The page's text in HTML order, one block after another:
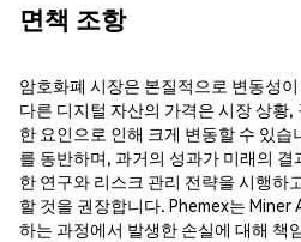
면책 조항
암호화폐 시장은 본질적으로 변동성
다른 디지털 자산의 가격은 시장 상황
한 요인으로 인해 크게 변동할 수 있
를 동반하며, 과거의 성과가 미래의
한 연구와 리스크 관리 전략을 시행하
할 것을 권장합니다. Phemex는 Miner
하는 과정에서 발생한 손실에 대해 책